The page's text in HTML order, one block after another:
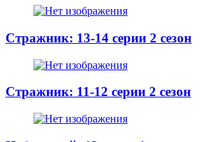
Стражник: 13-14 серии 2 сезон
Стражник: 11-12 серии 2 сезон